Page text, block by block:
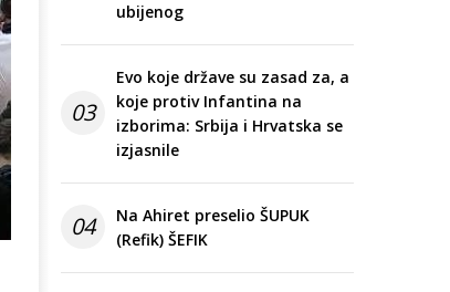
ubijenog
03
Evo koje države su zasad za, a
koje protiv Infantina na
izborima: Srbija i Hrvatska se
izjasnile
04
Na Ahiret preselio ŠUPUK
(Refik) ŠEFIK